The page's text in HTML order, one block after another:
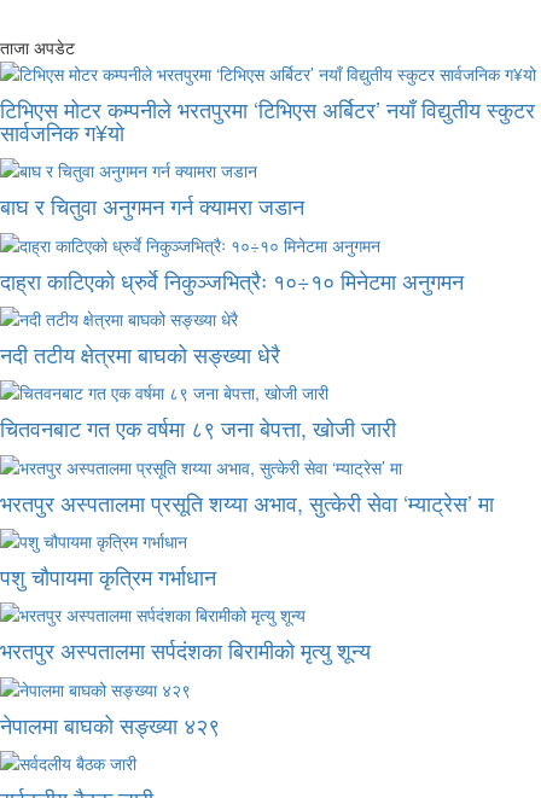
ताजा अपडेट
टिभिएस मोटर कम्पनीले भरतपुरमा ‘टिभिएस अर्बिटर’ नयाँ विद्युतीय स्कुटर
सार्वजनिक ग¥यो
बाघ र चितुवा अनुगमन गर्न क्यामरा जडान
दाह्रा काटिएको ध्रुर्वे निकुञ्जभित्रैः १०÷१० मिनेटमा अनुगमन
नदी तटीय क्षेत्रमा बाघको सङ्ख्या धेरै
चितवनबाट गत एक वर्षमा ८९ जना बेपत्ता, खोजी जारी
भरतपुर अस्पतालमा प्रसूति शय्या अभाव, सुत्केरी सेवा ‘म्याट्रेस’ मा
पशु चौपायमा कृत्रिम गर्भाधान
भरतपुर अस्पतालमा सर्पदंशका बिरामीको मृत्यु शून्य
नेपालमा बाघको सङ्ख्या ४२९